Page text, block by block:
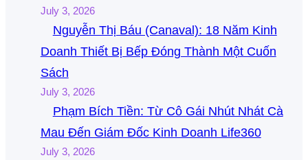
July 3, 2026
Nguyễn Thị Báu (Canaval): 18 Năm Kinh
Doanh Thiết Bị Bếp Đóng Thành Một Cuốn
Sách
July 3, 2026
Phạm Bích Tiền: Từ Cô Gái Nhút Nhát Cà
Mau Đến Giám Đốc Kinh Doanh Life360
July 3, 2026